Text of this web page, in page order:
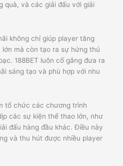
quà, và các giải đấu với giải
không chỉ giúp player tăng
mà còn tạo ra sự hứng thú
188BET luôn cố gắng đưa ra
sáng tạo và phù hợp với nhu
tổ chức các chương trình
các sự kiện thể thao lớn, như
đấu hàng đầu khác. Điều này
và thu hút được nhiều player